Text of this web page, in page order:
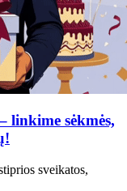
linkime sėkmės,
sveikatos,